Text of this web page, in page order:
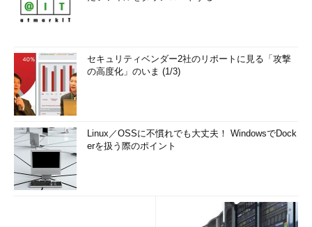
セキュリティベンダー2社のリポートに見る「攻撃
の高度化」のいま (1/3)
Linux／OSSに不慣れでも大丈夫！ WindowsでDock
erを扱う際のポイント